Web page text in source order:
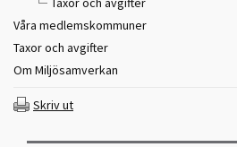
Våra medlemskommuner
Taxor och avgifter
Om Miljösamverkan
Skriv ut